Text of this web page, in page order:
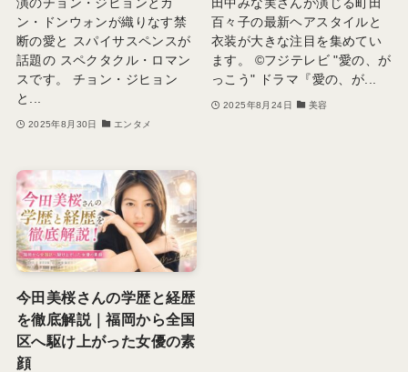
演のチョン・ジヒョンとカ
ン・ドンウォンが織りなす禁
断の愛と スパイサスペンスが
話題の スペクタクル・ロマン
スです。 チョン・ジヒョン
と...
2025年8月30日 エンタメ
田中みな実さんが演じる町田
百々子の最新ヘアスタイルと
衣装が大きな注目を集めてい
ます。 ©フジテレビ "愛の、が
っこう" ドラマ『愛の、が...
2025年8月24日 美容
今田美桜さんの学歴と経歴
を徹底解説｜福岡から全国
区へ駆け上がった女優の素
顔